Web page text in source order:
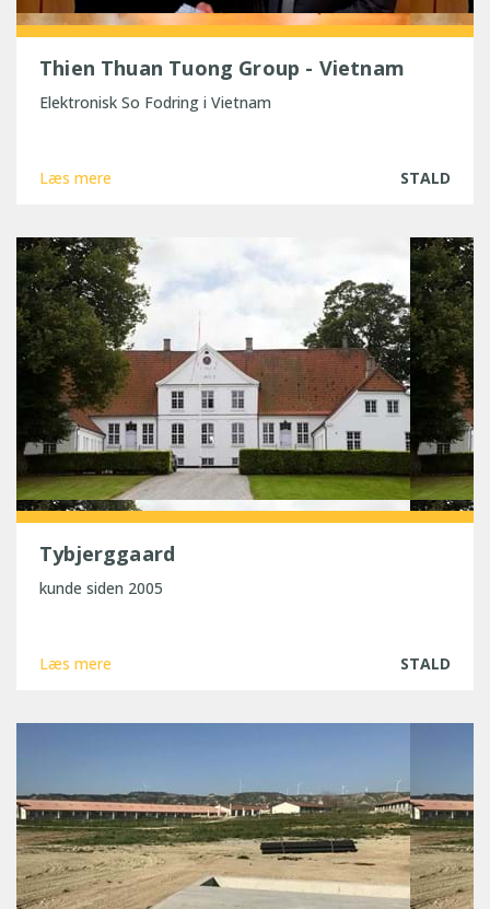
Thien Thuan Tuong Group - Vietnam
Elektronisk So Fodring i Vietnam
Læs mere STALD
Tybjerggaard
kunde siden 2005
Læs mere STALD